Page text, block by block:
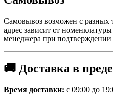
Самовывоз возможен с разных
адрес зависит от
менеджера при подтверждении
🚚 Доставка в
Время доставки: с 09:00 до